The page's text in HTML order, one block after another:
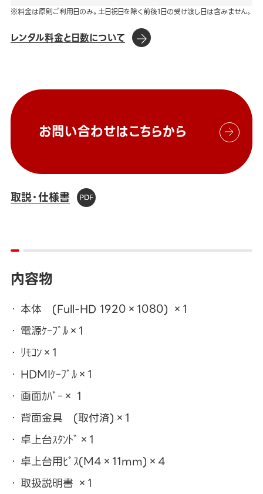
※料金は原則ご利用日のみ。土日祝日を除く前後1日の受け渡し日は含みません。
レンタル料金と日数について
お問い合わせはこちらから
取説・仕様書
内容物
本体 (Full-HD 1920×1080) ×1
電源ｹｰﾌﾞﾙ×1
ﾘﾓｺﾝ×1
HDMIｹｰﾌﾞﾙ×1
画面ｶﾊﾞｰ× 1
背面金具 (取付済)×1
卓上台ｽﾀﾝﾄﾞ×1
卓上台用ﾋﾞｽ(M4×11mm)×4
取扱説明書 ×1